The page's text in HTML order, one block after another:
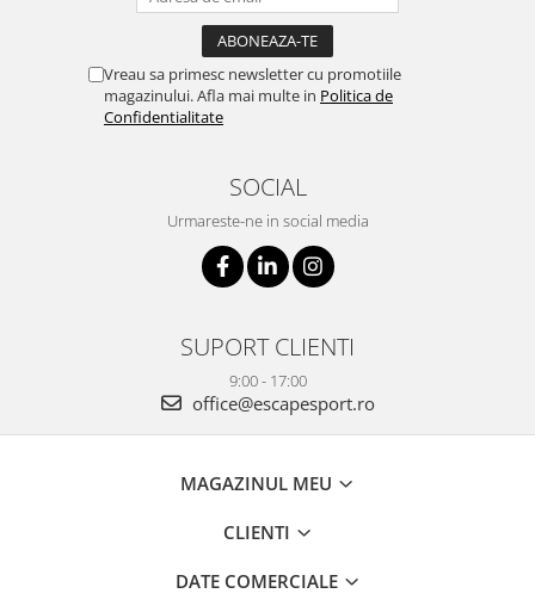
Vreau sa primesc newsletter cu promotiile
magazinului. Afla mai multe in Politica de
Confidentialitate
SOCIAL
Urmareste-ne in social media
SUPORT CLIENTI
9:00 - 17:00
office@escapesport.ro
MAGAZINUL MEU
CLIENTI
DATE COMERCIALE